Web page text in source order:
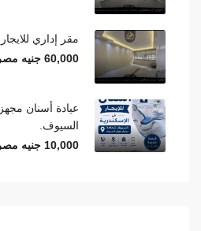
مقر إداري
60,000 جنيه مصري
عيادة أسنان
السيوف.
10,000 جنيه مصري